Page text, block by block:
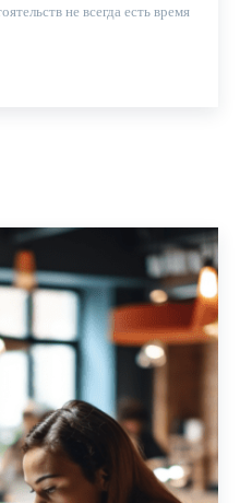
не всегда есть время